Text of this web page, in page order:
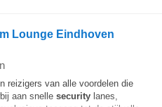
Lounge Eindhoven
reizigers van alle voordelen die
aan snelle security lanes,